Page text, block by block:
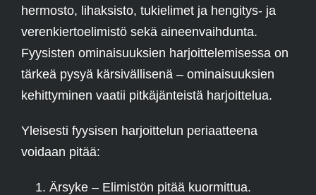
hermosto, lihaksisto, tukielimet ja hengitys- ja
verenkiertoelimistö sekä aineenvaihdunta.
Fyysisten ominaisuuksien harjoittelemisessa on
tärkeä pysyä kärsivällisenä – ominaisuuksien
kehittyminen vaatii pitkäjänteistä harjoittelua.
Yleisesti fyysisen harjoittelun periaatteena
voidaan pitää:
Ärsyke – Elimistön pitää kuormittua.